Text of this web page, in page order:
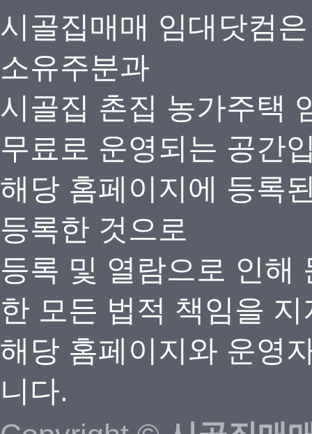
시골집매매 임대닷컴
소유주분과
시골집 촌집 농가주택
무료로 운영되는 공간
해당 홈페이지에 등록
등록한 것으로
등록 및 열람으로 인해
한 모든 법적 책임을
해당 홈페이지와 운영
니다.